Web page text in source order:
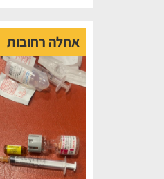
אחלה רחובות